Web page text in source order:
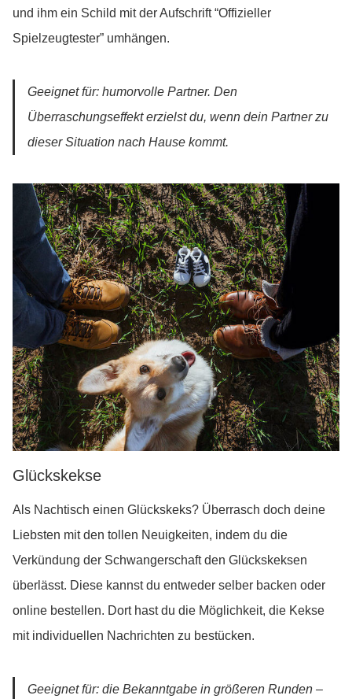
und ihm ein Schild mit der Aufschrift “Offizieller
Spielzeugtester” umhängen.
Geeignet für: humorvolle Partner. Den
Überraschungseffekt erzielst du, wenn dein Partner zu
dieser Situation nach Hause kommt.
Glückskekse
Als Nachtisch einen Glückskeks? Überrasch doch deine
Liebsten mit den tollen Neuigkeiten, indem du die
Verkündung der Schwangerschaft den Glückskeksen
überlässt. Diese kannst du entweder selber backen oder
online bestellen. Dort hast du die Möglichkeit, die Kekse
mit individuellen Nachrichten zu bestücken.
Geeignet für: die Bekanntgabe in größeren Runden –